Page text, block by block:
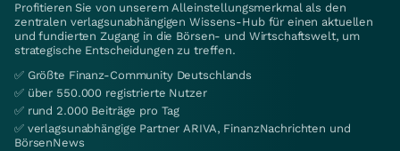
Profitieren Sie von unserem Alleinstellungsmerkmal als den
zentralen verlagsunabhängigen Wissens-Hub für einen aktuellen
und fundierten Zugang in die Börsen- und Wirtschaftswelt, um
strategische Entscheidungen zu treffen.
✅ Größte Finanz-Community Deutschlands
✅ über 550.000 registrierte Nutzer
✅ rund 2.000 Beiträge pro Tag
✅ verlagsunabhängige Partner ARIVA, FinanzNachrichten und
BörsenNews